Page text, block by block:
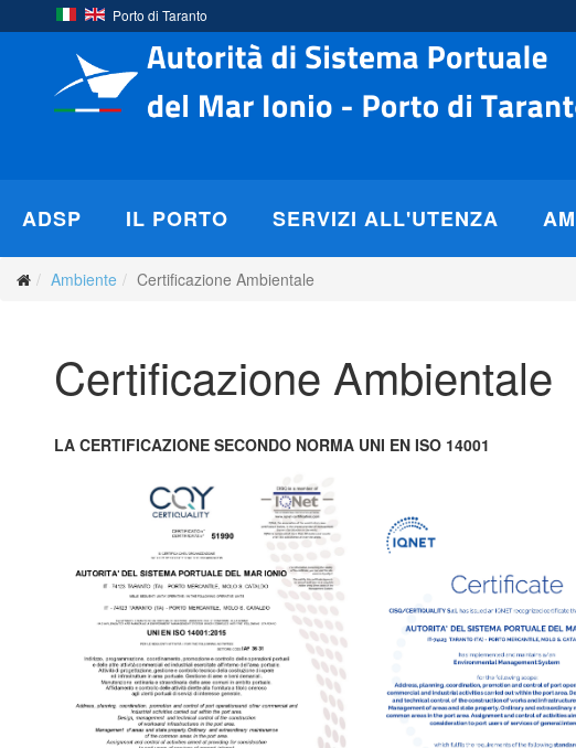
Porto di Taranto
ADSP IL PORTO SERVIZI ALL'UTENZA
Ambiente Certificazione Ambientale
Certificazione Ambientale
LA CERTIFICAZIONE SECONDO NORMA UNI EN ISO 14001